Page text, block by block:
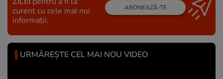
curent cu cele mai noi
informații.
ABONEAZĂ-TE
URMĂREȘTE CEL MAI NOU VIDEO